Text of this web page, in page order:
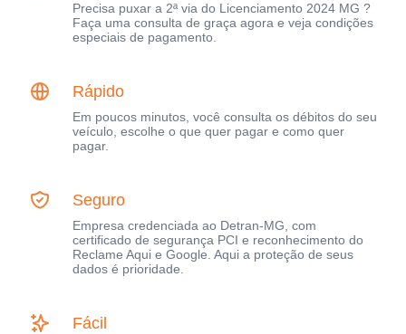
Precisa puxar a 2ª via do Licenciamento 2024 MG ?
Faça uma consulta de graça agora e veja condições
especiais de pagamento.
Rápido
Em poucos minutos, você consulta os débitos do seu
veículo, escolhe o que quer pagar e como quer
pagar.
Seguro
Empresa credenciada ao Detran-MG, com
certificado de segurança PCI e reconhecimento do
Reclame Aqui e Google. Aqui a proteção de seus
dados é prioridade.
Fácil